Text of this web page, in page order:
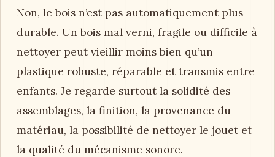
Non, le bois n’est pas automatiquement plus
durable. Un bois mal verni, fragile ou difficile à
nettoyer peut vieillir moins bien qu’un
plastique robuste, réparable et transmis entre
enfants. Je regarde surtout la solidité des
assemblages, la finition, la provenance du
matériau, la possibilité de nettoyer le jouet et
la qualité du mécanisme sonore.